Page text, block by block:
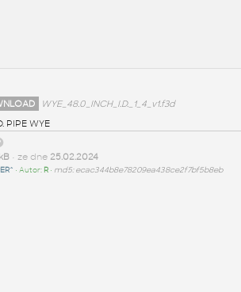
WYE_48.0_INCH_I.D._1_4_v1.f3d
PIPE WYE
• ze dne 25.02.2024
• Autor: R• md5: ecac344b8e78209ea438ce2f7bf5b8eb